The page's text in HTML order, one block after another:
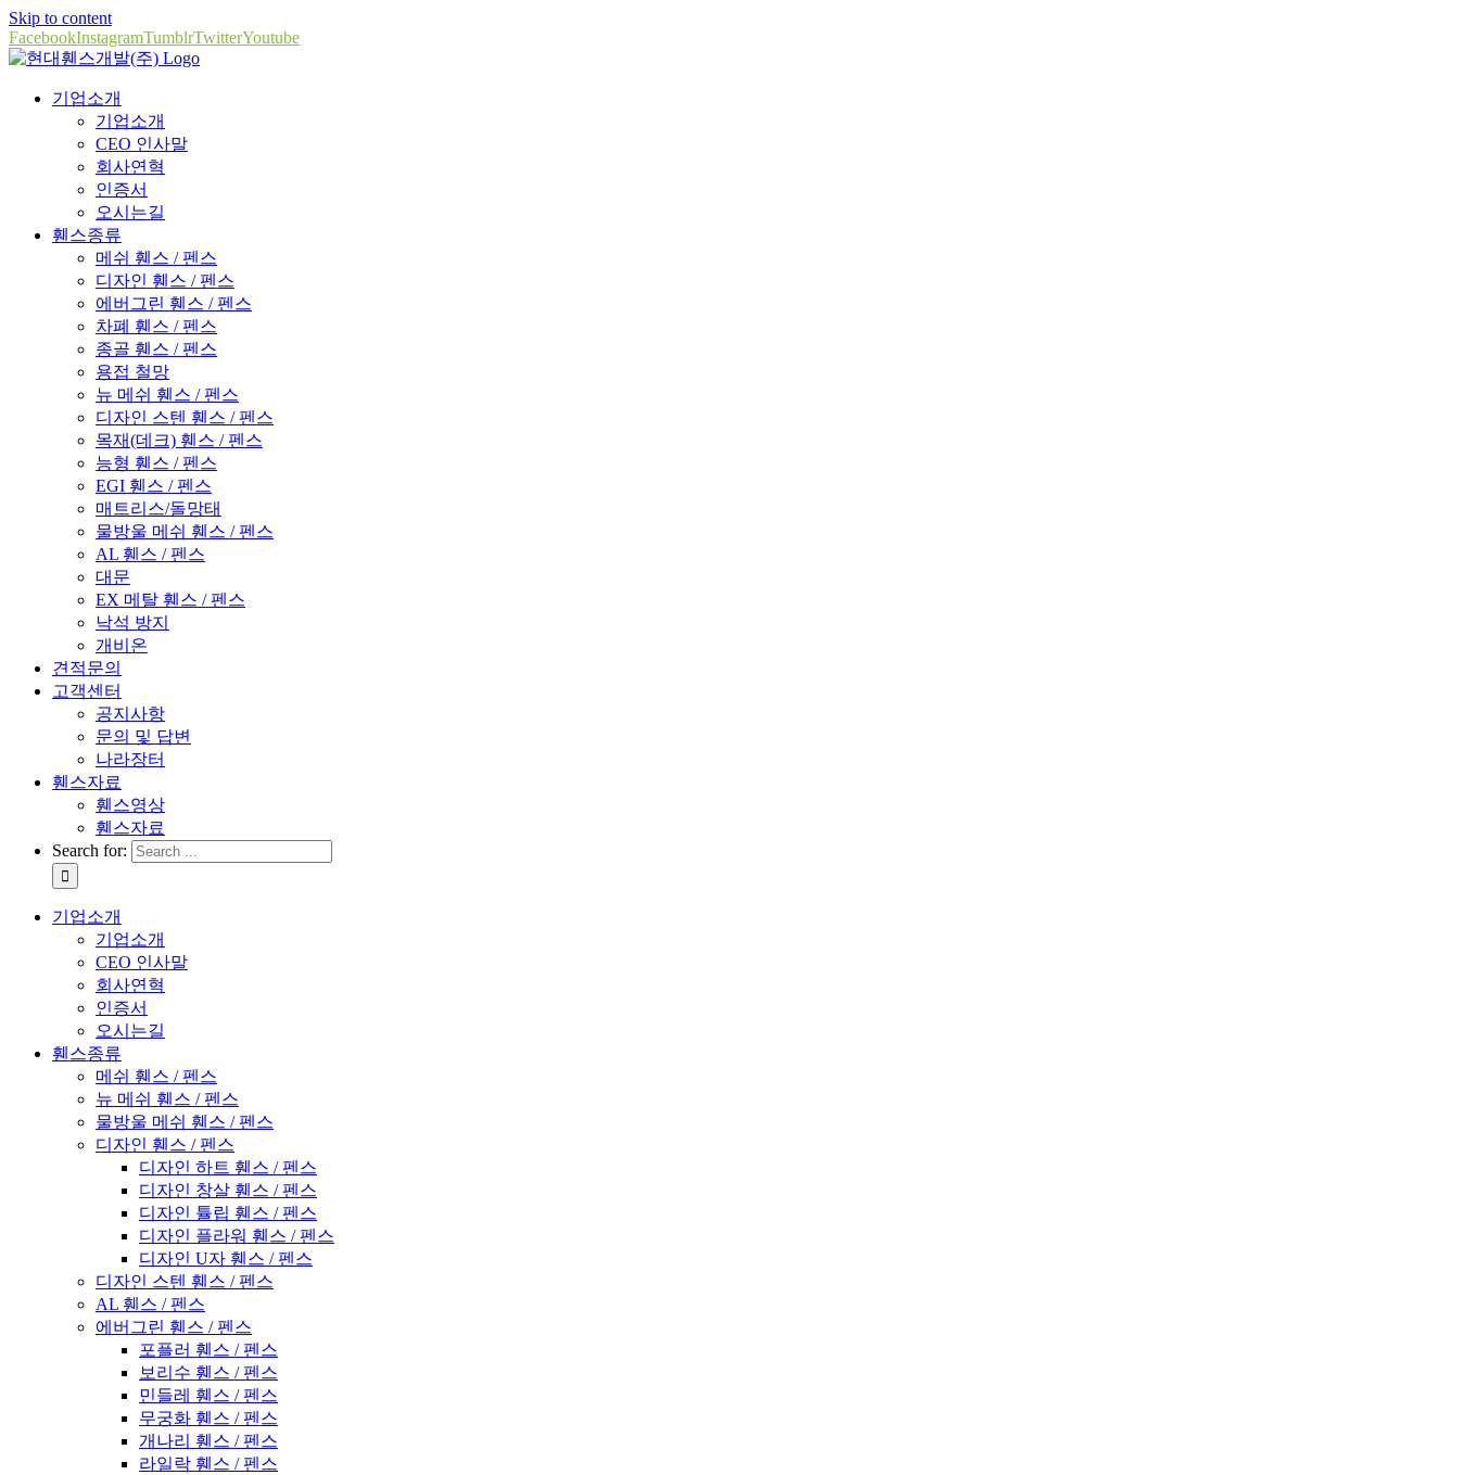
Skip to content
FacebookInstagramTumblrTwitterYoutube
기업소개
기업소개
CEO 인사말
회사연혁
인증서
오시는길
휀스종류
메쉬 휀스 / 펜스
디자인 휀스 / 펜스
에버그린 휀스 / 펜스
차폐 휀스 / 펜스
종골 휀스 / 펜스
용접 철망
뉴 메쉬 휀스 / 펜스
디자인 스텐 휀스 / 펜스
목재(데크) 휀스 / 펜스
능형 휀스 / 펜스
EGI 휀스 / 펜스
매트리스/돌망태
물방울 메쉬 휀스 / 펜스
AL 휀스 / 펜스
대문
EX 메탈 휀스 / 펜스
낙석 방지
개비온
견적문의
고객센터
공지사항
문의 및 답변
나라장터
휀스자료
휀스영상
휀스자료
Search for:
기업소개
기업소개
CEO 인사말
회사연혁
인증서
오시는길
휀스종류
메쉬 휀스 / 펜스
뉴 메쉬 휀스 / 펜스
물방울 메쉬 휀스 / 펜스
디자인 휀스 / 펜스
디자인 하트 휀스 / 펜스
디자인 창살 휀스 / 펜스
디자인 튤립 휀스 / 펜스
디자인 플라워 휀스 / 펜스
디자인 U자 휀스 / 펜스
디자인 스텐 휀스 / 펜스
AL 휀스 / 펜스
에버그린 휀스 / 펜스
포플러 휀스 / 펜스
보리수 휀스 / 펜스
민들레 휀스 / 펜스
무궁화 휀스 / 펜스
개나리 휀스 / 펜스
라일락 휀스 / 펜스